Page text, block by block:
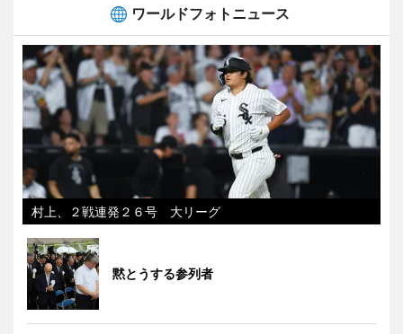
ワールドフォトニュース
村上、２戦連発２６号 大リーグ
黙とうする参列者